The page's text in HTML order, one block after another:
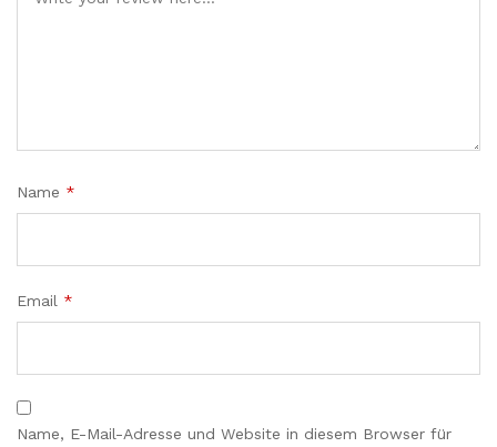
Name *
Email *
Name, E-Mail-Adresse und Website in diesem Browser für